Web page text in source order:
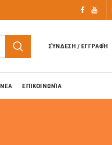
ΣΎΝΔΕΣΗ / ΕΓΓΡΑΦΉ
ΝΕΑ ΕΠΙΚΟΙΝΩΝΊΑ